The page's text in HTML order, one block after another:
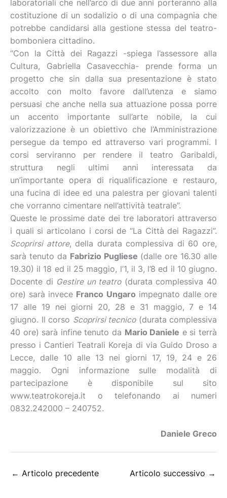
laboratoriali che nell’arco di due anni porteranno alla
costituzione di un sodalizio o di una compagnia che
potrebbe candidarsi alla gestione stessa del teatro-
bomboniera cittadino.
“Con la Città dei Ragazzi -spiega l’assessore alla
Cultura, Gabriella Casavecchia- prende forma un
progetto che sin dalla sua presentazione è stato
accolto con molto favore dall’utenza e siamo
persuasi che anche nella sua attuazione possa porre
un accento importante sull’arte nobile, la cui
valorizzazione è un obiettivo che l’Amministrazione
persegue da tempo ed attraverso vari programmi. I
corsi serviranno per rendere il teatro Garibaldi,
struttura negli ultimi anni interessata da
un’importante opera di riqualificazione e restauro,
una fucina di idee ed una palestra per giovani talenti
che vorranno cimentare nell’attività teatrale”.
Queste le prossime date dei tre laboratori attraverso
i quali si articolano i corsi de “La Città dei Ragazzi”.
Scoprirsi attore, della durata complessiva di 60 ore,
sarà tenuto da Fabrizio Pugliese (dalle ore 16.30 alle
19.30) il 18 ed il 25 maggio, l’1, il 3, l’8 ed il 10 giugno.
Docente di Gestire un teatro(durata complessiva 40
ore) sarà invece Franco Ungaro impegnato dalle ore
17 alle 19 nei giorni 20, 28 e 31 maggio, 7 e 14
giugno. Il corso Scoprirsi tecnico(durata complessiva
40 ore) sarà infine tenuto da Mario Daniele e si terrà
presso i Cantieri Teatrali Koreja di via Guido Droso a
Lecce, dalle 10 alle 13 nei giorni 17, 19, 24 e 26
maggio. Ogni informazione sulle modalità di
partecipazione è disponibile sul sito
www.teatrokoreja.it o telefonando ai numeri
0832.242000 – 240752.
Daniele Greco
← Articolo precedente Articolo successivo →